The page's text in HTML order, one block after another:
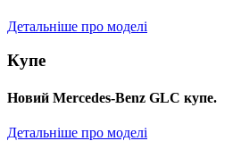
Детальніше про моделі
Купе
Новий Mercedes-Benz GLС купе.
Детальніше про моделі